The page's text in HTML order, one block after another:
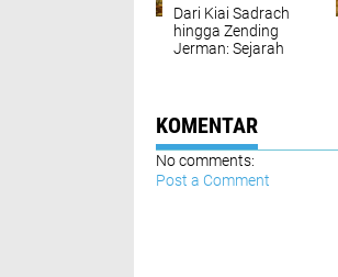
Dari Kiai Sadrach
hingga Zending
Jerman: Sejarah
KOMENTAR
No comments:
Post a Comment